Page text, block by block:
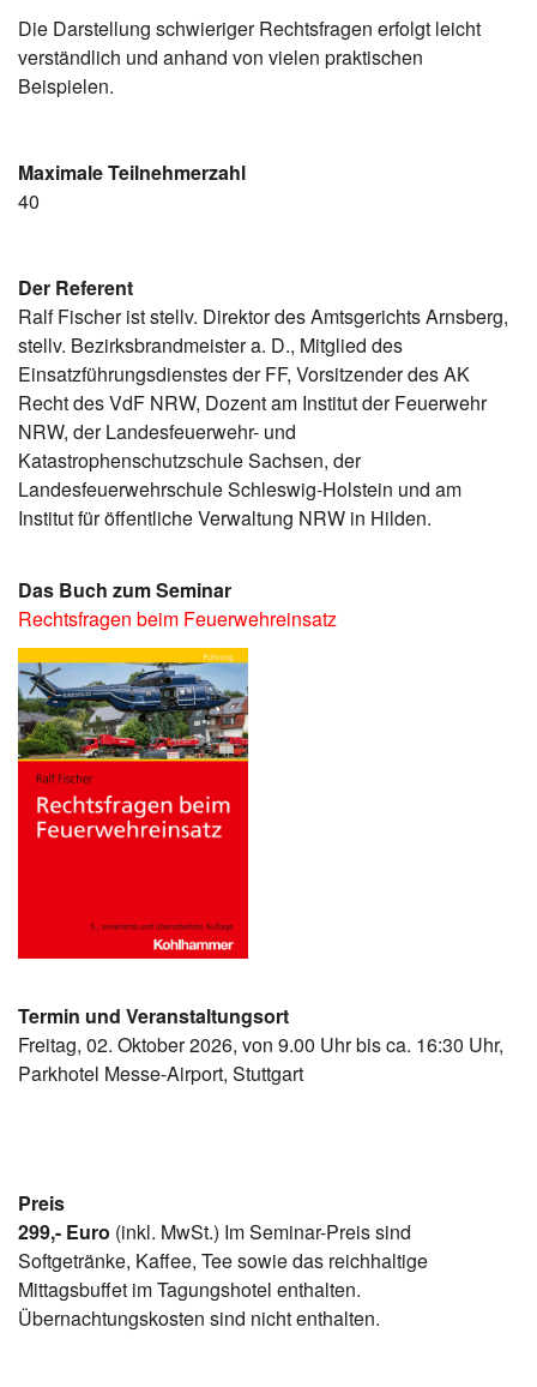
Die Darstellung schwieriger Rechtsfragen erfolgt leicht
verständlich und anhand von vielen praktischen
Beispielen.
Maximale Teilnehmerzahl
40
Der Referent
Ralf Fischer ist stellv. Direktor des Amtsgerichts Arnsberg,
stellv. Bezirksbrandmeister a. D., Mitglied des
Einsatzführungsdienstes der FF, Vorsitzender des AK
Recht des VdF NRW, Dozent am Institut der Feuerwehr
NRW, der Landesfeuerwehr- und
Katastrophenschutzschule Sachsen, der
Landesfeuerwehrschule Schleswig-Holstein und am
Institut für öffentliche Verwaltung NRW in Hilden.
Das Buch zum Seminar
Rechtsfragen beim Feuerwehreinsatz
Termin und Veranstaltungsort
Freitag, 02. Oktober 2026, von 9.00 Uhr bis ca. 16:30 Uhr,
Parkhotel Messe-Airport, Stuttgart
Preis
299,- Euro (inkl. MwSt.) Im Seminar-Preis sind
Softgetränke, Kaffee, Tee sowie das reichhaltige
Mittagsbuffet im Tagungshotel enthalten.
Übernachtungskosten sind nicht enthalten.